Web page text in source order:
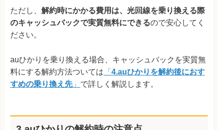
ただし、 解約時にかかる費用は、光回線を乗り換える際
のキャッシュバックで実質無料にできるので安心してく
ださい。
auひかりを乗り換える場合、キャッシュバックを実質無
料にする解約方法ついては 「 4.auひかりを解約後におす
すめの乗り換え先」 で詳しく解説します。